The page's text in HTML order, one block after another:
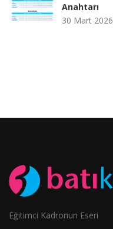
Anahtarı
30 Mart 2026
Eğitimci Kadronun Eseri